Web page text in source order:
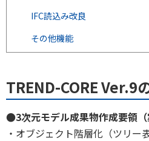
IFC読込み改良
その他機能
TREND-CORE Ver.9
●3次元モデル成果物作成要領
・オブジェクト階層化（ツリー表